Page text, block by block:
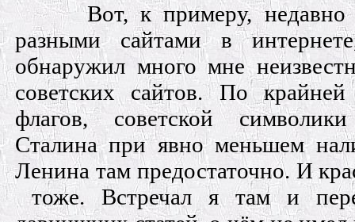
Вот, к примеру, недавно
разными сайтами в
обнаружил много мне
советских сайтов. По
флагов, советской
Сталина при явно меньшем
Ленина там предостаточно. И
тоже. Встречал я там и